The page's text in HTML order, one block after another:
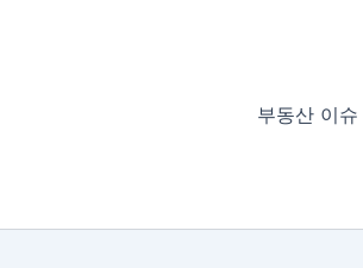
부동산 이슈